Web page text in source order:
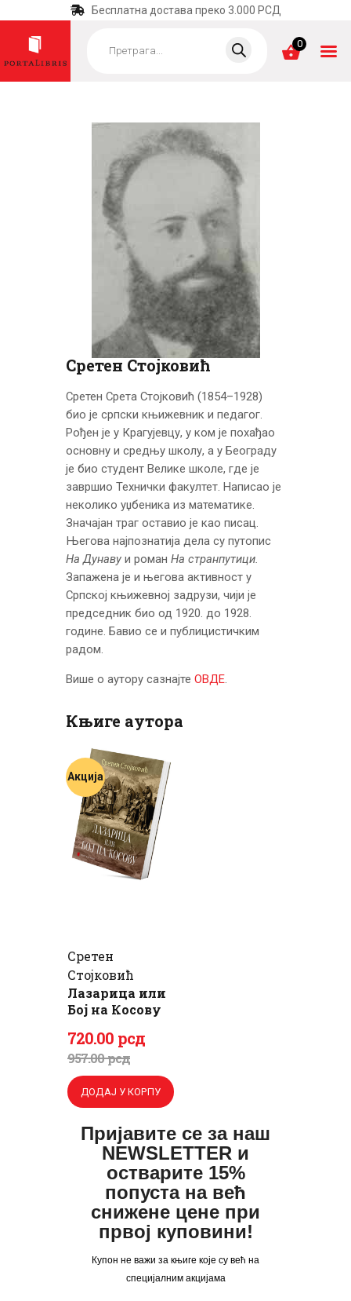
Бесплатна достава преко 3.000 РСД
search 0
ПОЧЕТНА
КАТЕГОРИЈЕ
НАЈПРОДАВАНИЈЕ
НОВЕ КЊИГЕ
ОТРГНУТО ОД
ЗАБОРАВА
АКТУЕЛНОСТИ
ЦЕНОВНИК
Сретен Стојковић
Сретен Срета Стојковић (1854–1928)
био је српски књижевник и педагог.
Рођен је у Крагујевцу, у ком је похађао
основну и средњу школу, а у Београду
је био студент Велике школе, где је
завршио Технички факултет. Написао је
неколико уџбеника из математике.
Значајан траг оставио је као писац.
Његова најпознатија дела су путопис
На Дунаву и роман На странпутици.
Запажена је и његова активност у
Српској књижевној задрузи, чији је
председник био од 1920. до 1928.
године. Бавио се и публицистичким
радом.
Више о аутору сазнајте ОВДЕ.
Књиге аутора
Акција
Сретен
Стојковић
Лазарица или
Бој на Косову
957.00рсд
Оригинална
цена
је
била:
957.
720.00 рсд
Тренутна
цена
је:
720.
ДОДАЈ У КОРПУ
Пријавите се за наш
NEWSLETTER и
остварите 15%
попуста на већ
снижене цене при
првој куповини!
Купон не важи за књиге које су већ на
специјалним акцијама